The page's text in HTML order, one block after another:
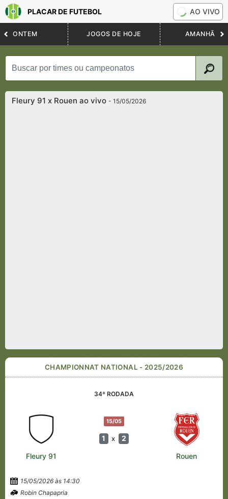
PLACAR DE FUTEBOL AO VIVO
ONTEM JOGOS DE HOJE AMANHÃ
Fleury 91 x Rouen ao vivo- 15/05/2026
CHAMPIONNAT NATIONAL - 2025/2026
34ª RODADA
15/05
1 x 2
Fleury 91 Rouen
15/05/2026 às 14:30
Robin Chapapria